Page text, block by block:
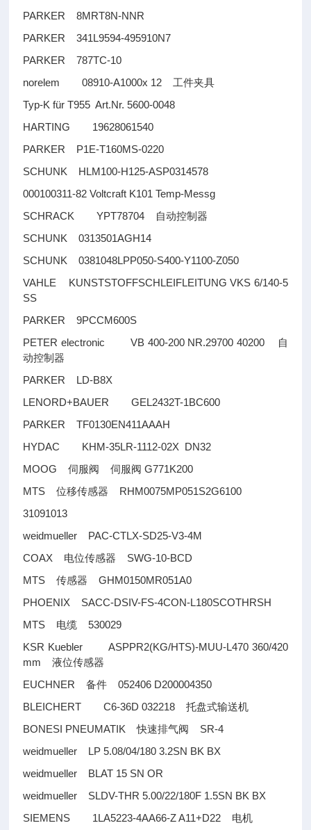
PARKER 8MRT8N-NNR
PARKER 341L9594-495910N7
PARKER 787TC-10
norelem 08910-A1000x 12 工件夹具
Typ-K für T955 Art.Nr. 5600-0048
HARTING 19628061540
PARKER P1E-T160MS-0220
SCHUNK HLM100-H125-ASP0314578
000100311-82 Voltcraft K101 Temp-Messg
SCHRACK YPT78704
自动控制器
SCHUNK 0313501AGH14
SCHUNK 0381048LPP050-S400-Y1100-Z050
VAHLE KUNSTSTOFFSCHLEIFLEITUNG VKS 6/140-5
SS
PARKER 9PCCM600S
PETER electronic VB 400-200 NR.29700 40200
自
动控制器
PARKER LD-B8X
LENORD+BAUER GEL2432T-1BC600
PARKER TF0130EN411AAAH
HYDAC KHM-35LR-1112-02X DN32
MOOG伺服阀 伺服阀 G771K200
MTS位移传感器
RHM0075MP051S2G6100
31091013
weidmueller PAC-CTLX-SD25-V3-4M
COAX 电位传感器
SWG-10-BCD
MTS传感器
GHM0150MR051A0
PHOENIX SACC-DSIV-FS-4CON-L180SCOTHRSH
MTS 电缆 530029
KSR Kuebler ASPPR2(KG/HTS)-MUU-L470 360/420
mm液位传感器
EUCHNER备件 052406 D200004350
BLEICHERT C6-36D 032218托盘式输送机
BONESI PNEUMATIK快速排气阀
SR-4
weidmueller LP 5.08/04/180 3.2SN BK BX
weidmueller BLAT 15 SN OR
weidmueller SLDV-THR 5.00/22/180F 1.5SN BK BX
SIEMENS 1LA5223-4AA66-Z A11+D22 电机